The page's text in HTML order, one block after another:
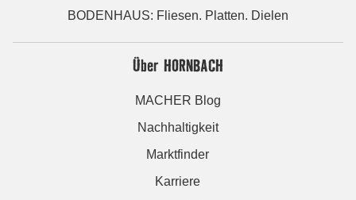
BODENHAUS: Fliesen. Platten. Dielen
Über HORNBACH
MACHER Blog
Nachhaltigkeit
Marktfinder
Karriere